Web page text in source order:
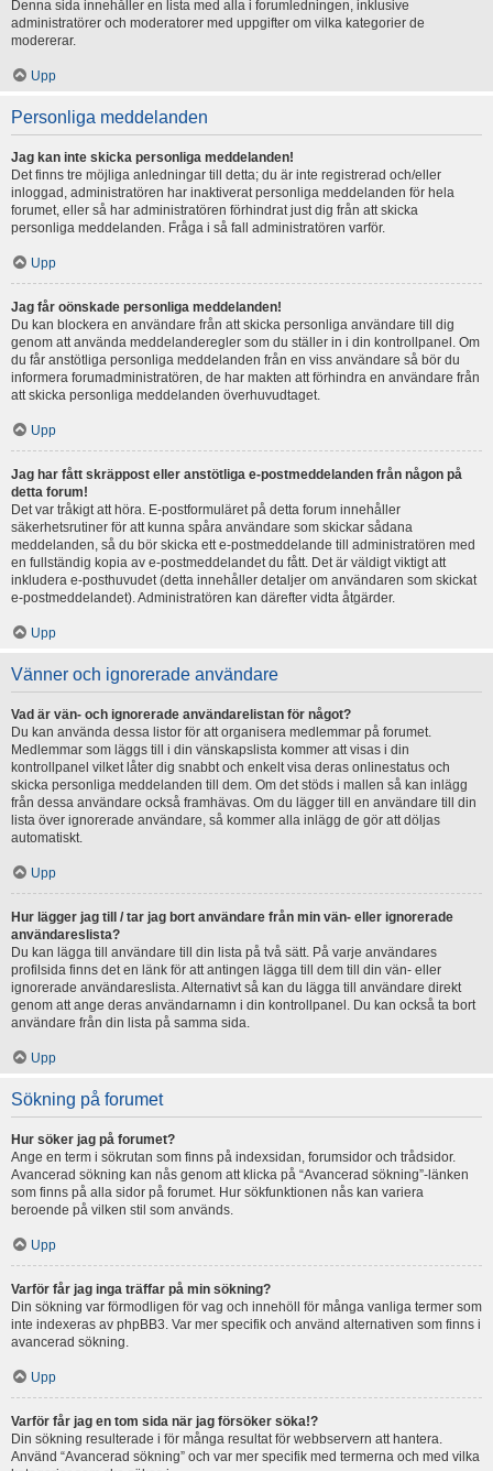
Denna sida innehåller en lista med alla i forumledningen, inklusive
administratörer och moderatorer med uppgifter om vilka kategorier de
modererar.
Upp
Personliga meddelanden
Jag kan inte skicka personliga meddelanden!
Det finns tre möjliga anledningar till detta; du är inte registrerad och/eller
inloggad, administratören har inaktiverat personliga meddelanden för hela
forumet, eller så har administratören förhindrat just dig från att skicka
personliga meddelanden. Fråga i så fall administratören varför.
Upp
Jag får oönskade personliga meddelanden!
Du kan blockera en användare från att skicka personliga användare till dig
genom att använda meddelanderegler som du ställer in i din kontrollpanel. Om
du får anstötliga personliga meddelanden från en viss användare så bör du
informera forumadministratören, de har makten att förhindra en användare från
att skicka personliga meddelanden överhuvudtaget.
Upp
Jag har fått skräppost eller anstötliga e-postmeddelanden från någon på
detta forum!
Det var tråkigt att höra. E-postformuläret på detta forum innehåller
säkerhetsrutiner för att kunna spåra användare som skickar sådana
meddelanden, så du bör skicka ett e-postmeddelande till administratören med
en fullständig kopia av e-postmeddelandet du fått. Det är väldigt viktigt att
inkludera e-posthuvudet (detta innehåller detaljer om användaren som skickat
e-postmeddelandet). Administratören kan därefter vidta åtgärder.
Upp
Vänner och ignorerade användare
Vad är vän- och ignorerade användarelistan för något?
Du kan använda dessa listor för att organisera medlemmar på forumet.
Medlemmar som läggs till i din vänskapslista kommer att visas i din
kontrollpanel vilket låter dig snabbt och enkelt visa deras onlinestatus och
skicka personliga meddelanden till dem. Om det stöds i mallen så kan inlägg
från dessa användare också framhävas. Om du lägger till en användare till din
lista över ignorerade användare, så kommer alla inlägg de gör att döljas
automatiskt.
Upp
Hur lägger jag till / tar jag bort användare från min vän- eller ignorerade
användareslista?
Du kan lägga till användare till din lista på två sätt. På varje användares
profilsida finns det en länk för att antingen lägga till dem till din vän- eller
ignorerade användareslista. Alternativt så kan du lägga till användare direkt
genom att ange deras användarnamn i din kontrollpanel. Du kan också ta bort
användare från din lista på samma sida.
Upp
Sökning på forumet
Hur söker jag på forumet?
Ange en term i sökrutan som finns på indexsidan, forumsidor och trådsidor.
Avancerad sökning kan nås genom att klicka på “Avancerad sökning”-länken
som finns på alla sidor på forumet. Hur sökfunktionen nås kan variera
beroende på vilken stil som används.
Upp
Varför får jag inga träffar på min sökning?
Din sökning var förmodligen för vag och innehöll för många vanliga termer som
inte indexeras av phpBB3. Var mer specifik och använd alternativen som finns i
avancerad sökning.
Upp
Varför får jag en tom sida när jag försöker söka!?
Din sökning resulterade i för många resultat för webbservern att hantera.
Använd “Avancerad sökning” och var mer specifik med termerna och med vilka